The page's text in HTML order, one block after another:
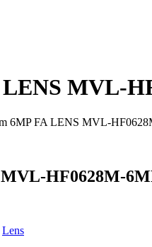
LENS MVL-
6MP FA LENS MVL-
MVL-HF0628M-
Lens